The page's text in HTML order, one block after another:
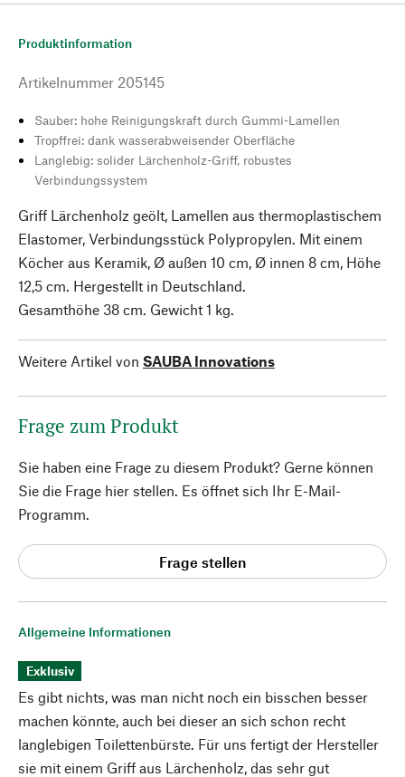
Allgemeine Informationen
Exklusiv
Es gibt nichts, was man nicht noch ein bisschen besser
machen könnte, auch bei dieser an sich schon recht
langlebigen Toilettenbürste. Für uns fertigt der Hersteller
sie mit einem Griff aus Lärchenholz, das sehr gut
Produktinformation
Artikelnummer 205145
Sauber: hohe Reinigungskraft durch Gummi-Lamellen
Tropffrei: dank wasserabweisender Oberfläche
Langlebig: solider Lärchenholz-Griff, robustes
Verbindungssystem
Griff Lärchenholz geölt, Lamellen aus thermoplastischem
Elastomer, Verbindungsstück Polypropylen. Mit einem
Köcher aus Keramik, Ø außen 10 cm, Ø innen 8 cm, Höhe
12,5 cm. Hergestellt in Deutschland.
Gesamthöhe 38 cm. Gewicht 1 kg.
Weitere Artikel von SAUBA Innovations
Frage zum Produkt
Sie haben eine Frage zu diesem Produkt? Gerne können
Sie die Frage hier stellen. Es öffnet sich Ihr E-Mail-
Programm.
Frage stellen